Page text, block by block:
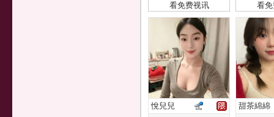
看免费视讯
看
悅兒兒 甜茶綿綿